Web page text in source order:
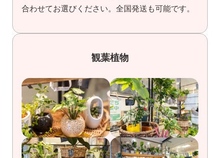
合わせてお選びください。全国発送も可能です。
観葉植物